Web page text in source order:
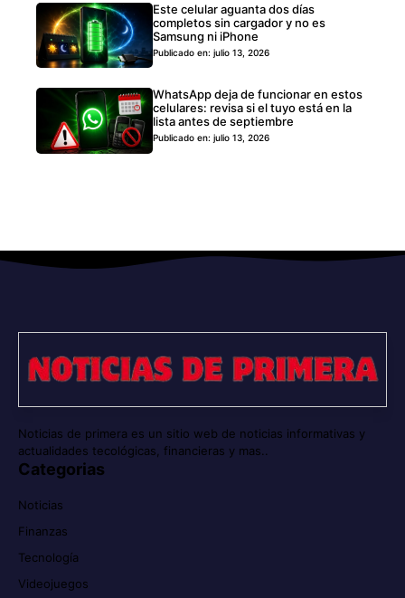
Este celular aguanta dos días
completos sin cargador y no es
Samsung ni iPhone
Publicado en: julio 13, 2026
WhatsApp deja de funcionar en estos
celulares: revisa si el tuyo está en la
lista antes de septiembre
Publicado en: julio 13, 2026
Noticias de primera es un sitio web de noticias informativas y
actualidades tecológicas, financieras y mas..
Categorias
Noticias
Finanzas
Tecnología
Videojuegos